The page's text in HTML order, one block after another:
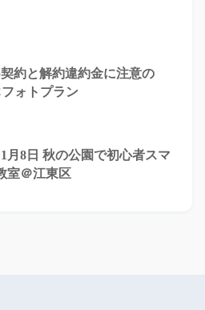
約と解約違約金に注意の
ォトプラン
月8日 秋の公園で初心者スマ
室＠江東区